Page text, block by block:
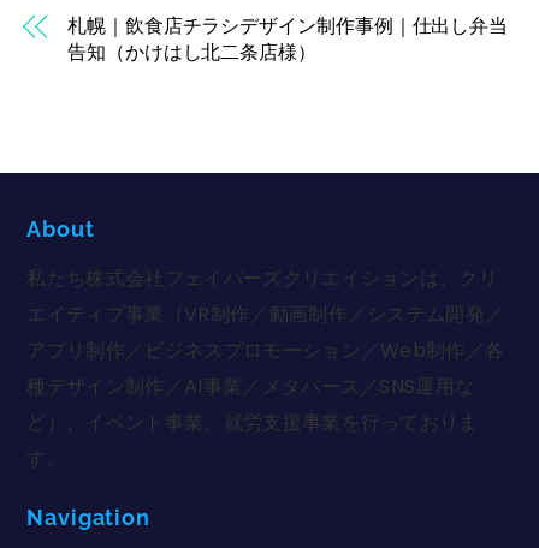
札幌｜飲食店チラシデザイン制作事例｜仕出し弁当
告知（かけはし北二条店様）
About
私たち株式会社フェイバーズクリエイションは、クリ
エイティブ事業（VR制作／動画制作／システム開発／
アプリ制作／ビジネスプロモーション／Web制作／各
種デザイン制作／AI事業／メタバース／SNS運用な
ど）、イベント事業、就労支援事業を行っておりま
す。
Navigation